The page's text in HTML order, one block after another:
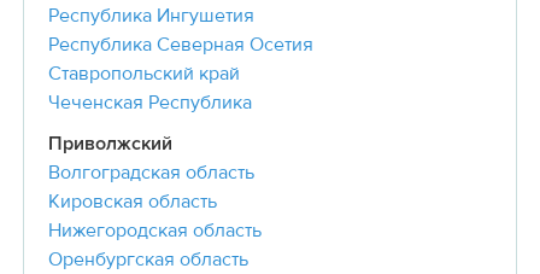
Республика Ингушетия
Республика Северная Осетия
Ставропольский край
Чеченская Республика
Приволжский
Волгоградская область
Кировская область
Нижегородская область
Оренбургская область